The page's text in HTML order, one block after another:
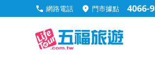
call 網路電話 location_on 門市據點 4066-